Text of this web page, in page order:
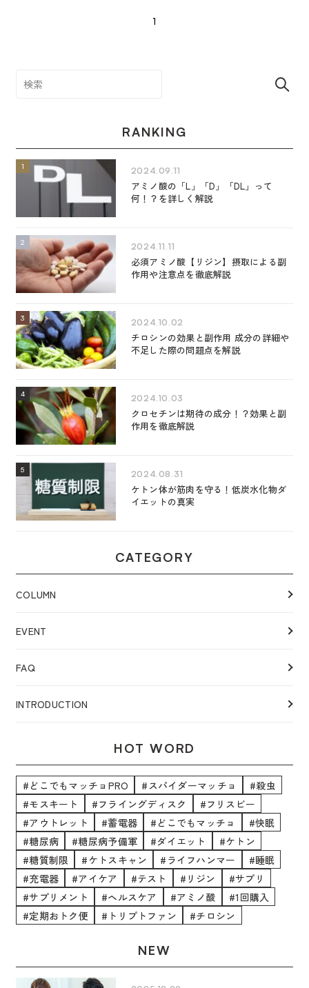
1
RANKING
2024.09.11
アミノ酸の「L」「D」「DL」って
何！？を詳しく解説
2024.11.11
必須アミノ酸【リジン】摂取による副
作用や注意点を徹底解説
2024.10.02
チロシンの効果と副作用 成分の詳細や
不足した際の問題点を解説
2024.10.03
クロセチンは期待の成分！？効果と副
作用を徹底解説
2024.08.31
ケトン体が筋肉を守る！低炭水化物ダ
イエットの真実
CATEGORY
COLUMN
EVENT
FAQ
INTRODUCTION
HOT WORD
#どこでもマッチョPRO #スパイダーマッチョ
#殺虫
#モスキート
#フライングディスク
#フリスビー
#アウトレット
#蓄電器 #どこでもマッチョ
#快眠
#糖尿病
#糖尿病予備軍 #ダイエット
#ケトン
#糖質制限
#ケトスキャン #ライフハンマー
#睡眠
#充電器
#アイケア #テスト #リジン
#サプリ
#サプリメント
#ヘルスケア #アミノ酸
#1回購入
#定期おトク便
#トリプトファン #チロシン
NEW